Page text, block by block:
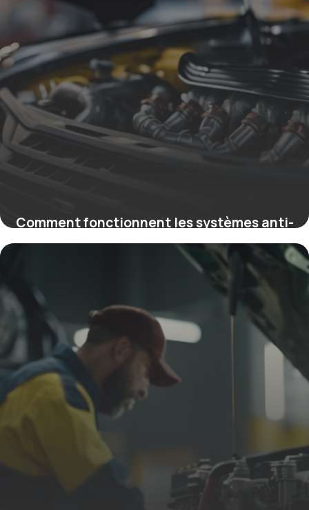
Comment fonctionnent les systèmes anti-
pollution des véhicules pour réduire les